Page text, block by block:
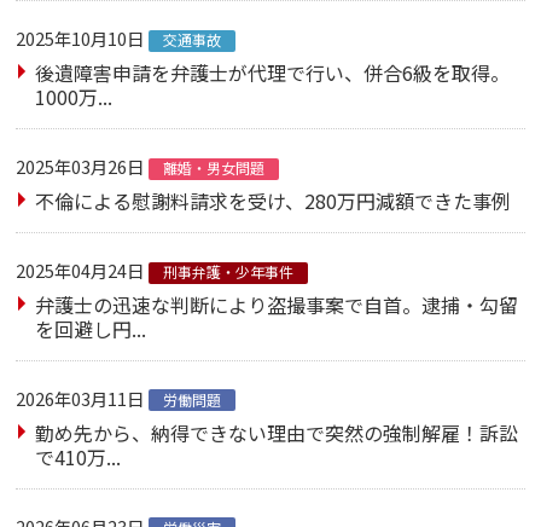
2025年10月10日 交通事故
後遺障害申請を弁護士が代理で行い、併合6級を取得。
1000万...
2025年03月26日 離婚・男女問題
不倫による慰謝料請求を受け、280万円減額できた事例
2025年04月24日 刑事弁護・少年事件
弁護士の迅速な判断により盗撮事案で自首。逮捕・勾留
を回避し円...
2026年03月11日 労働問題
勤め先から、納得できない理由で突然の強制解雇！訴訟
で410万...